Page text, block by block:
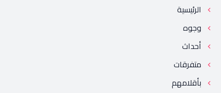
الرئيسية
وجوه
أحداث
متفرقات
بأقلامهم